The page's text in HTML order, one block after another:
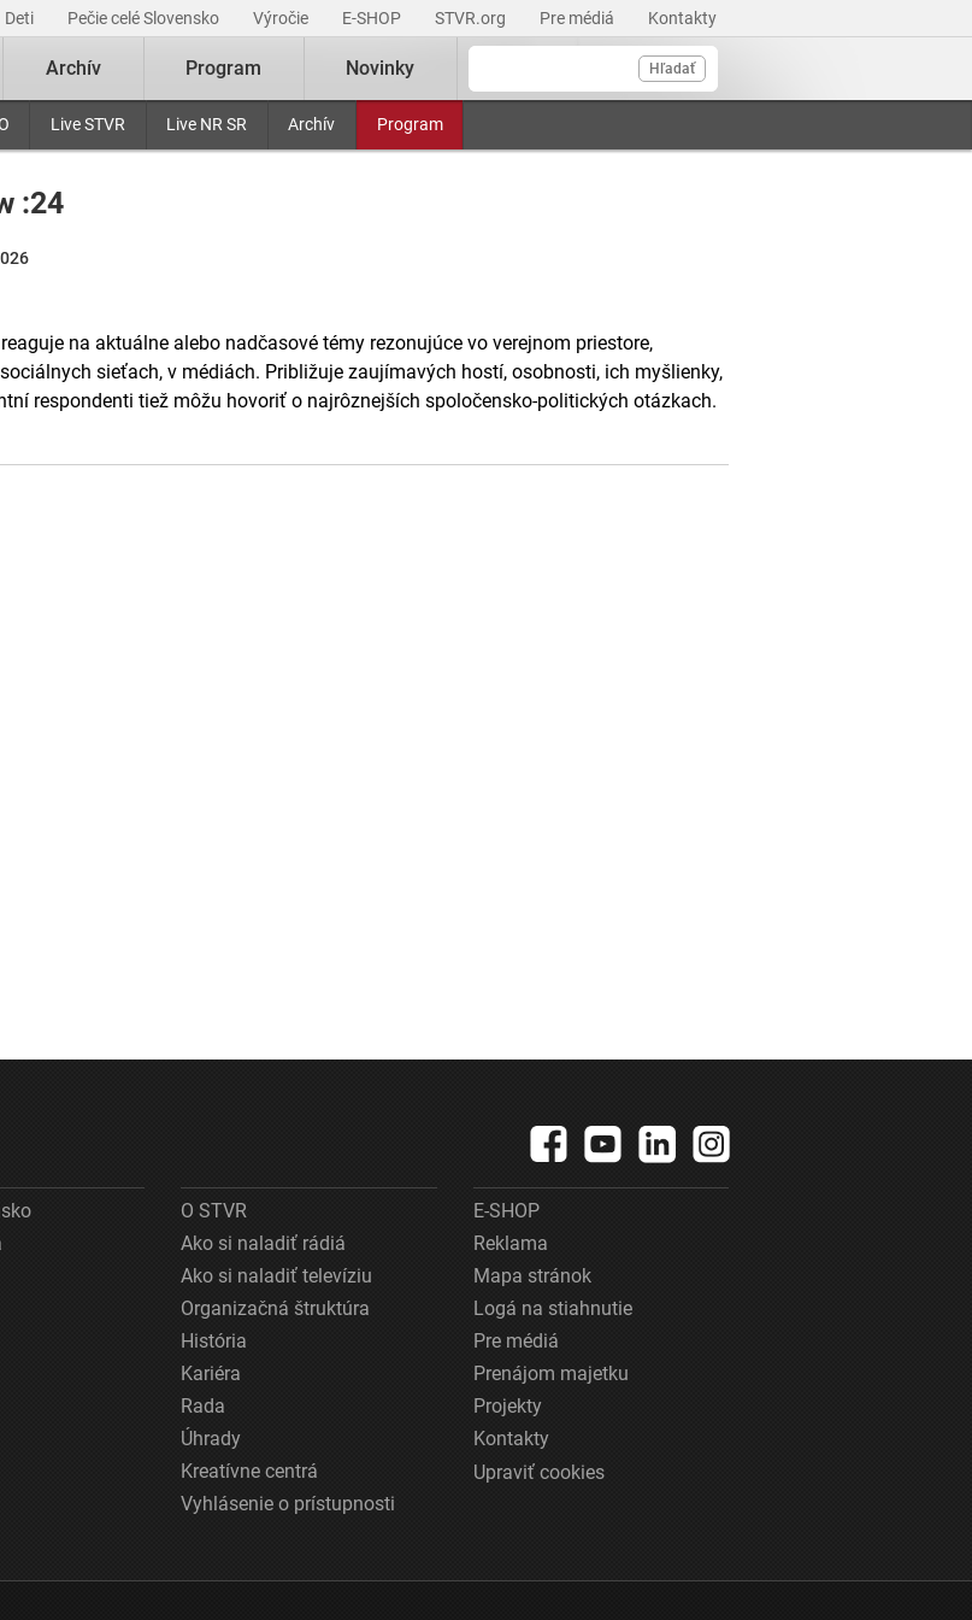
Deti Pečie celé Slovensko Výročie E-SHOP STVR.org Pre médiá Kontakty
Hľadať
Live STVR Live NR SR Archív Program
Archív Program Novinky
:24
na aktuálne alebo nadčasové témy rezonujúce vo verejnom priestore,
sieťach, v médiách. Približuje zaujímavých hostí, osobnosti, ich myšlienky,
respondenti tiež môžu hovoriť o najrôznejších spoločensko-politických otázkach.
O STVR
Ako si naladiť rádiá
Ako si naladiť televíziu
Organizačná štruktúra
História
Kariéra
Rada
Úhrady
Kreatívne centrá
Vyhlásenie o prístupnosti
E-SHOP
Reklama
Mapa stránok
Logá na stiahnutie
Pre médiá
Prenájom majetku
Projekty
Kontakty
Upraviť cookies